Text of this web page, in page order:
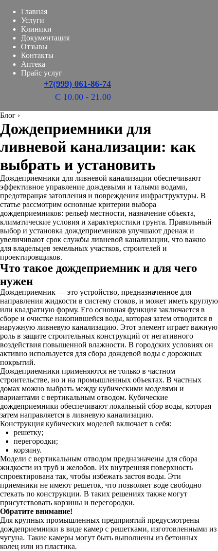
Главная
Услуги
Клиники
Документация
Отзывы
Контакты
Аптека
Прайс услуг
+7(999) 061-86-74
С 10.00 - 21.00
Блог ›
Дождеприемники для
ливневой канализации: как
выбрать и установить
Дождеприемники для ливневой канализации обеспечивают
эффективное управление дождевыми и талыми водами,
предотвращая затопления и повреждения инфраструктуры. В
статье рассмотрим основные критерии выбора
дождеприемников: рельеф местности, назначение объекта,
климатические условия и характеристики грунта. Правильный
выбор и установка дождеприемников улучшают дренаж и
увеличивают срок службы ливневой канализации, что важно
для владельцев земельных участков, строителей и
проектировщиков.
Что такое дождеприемник и для чего
нужен
Дождеприемник — это устройство, предназначенное для
направления жидкости в систему стоков, и может иметь круглую
или квадратную форму. Его основная функция заключается в
сборе и очистке накопившейся воды, которая затем отводится в
наружную ливневую канализацию. Этот элемент играет важную
роль в защите строительных конструкций от негативного
воздействия повышенной влажности. В городских условиях он
активно используется для сбора дождевой воды с дорожных
покрытий.
Дождеприемники применяются не только в частном
строительстве, но и на промышленных объектах. В частных
домах можно выбрать между кубическими моделями и
вариантами с вертикальным отводом. Кубические
дождеприемники обеспечивают локальный сбор воды, которая
затем направляется в ливневую канализацию.
Конструкция кубических моделей включает в себя:
решетку;
перегородки;
корзину.
Модели с вертикальным отводом предназначены для сбора
жидкости из труб и желобов. Их внутренняя поверхность
спроектирована так, чтобы избежать застоя воды. Эти
приемники не имеют решеток, что позволяет воде свободно
стекать по конструкции. В таких решениях также могут
присутствовать корзины и перегородки.
Обратите внимание!
Для крупных промышленных предприятий предусмотрены
дождеприемники в виде камер с решетками, изготовленными из
чугуна. Такие камеры могут быть выполнены из бетонных
колец или из пластика.